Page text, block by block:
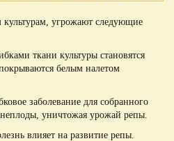
угрожают следующие
ткани культуры становятся
белым налетом
заболевание для собранного
уничтожая урожай репы.
влияет на развитие репы.